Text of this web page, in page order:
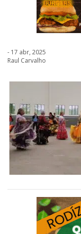
- 17 abr, 2025
Raul Carvalho